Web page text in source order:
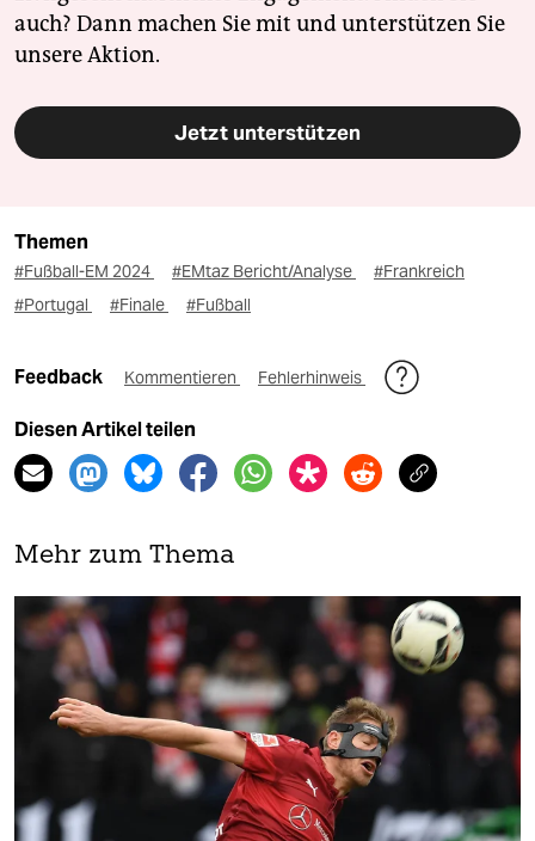
auch? Dann machen Sie mit und unterstützen Sie
unsere Aktion.
Jetzt unterstützen
Themen
#Fußball-EM 2024 #EMtaz Bericht/Analyse
#Frankreich
#Portugal
#Finale #Fußball
Feedback Kommentieren Fehlerhinweis
Diesen Artikel teilen
Mehr zum Thema